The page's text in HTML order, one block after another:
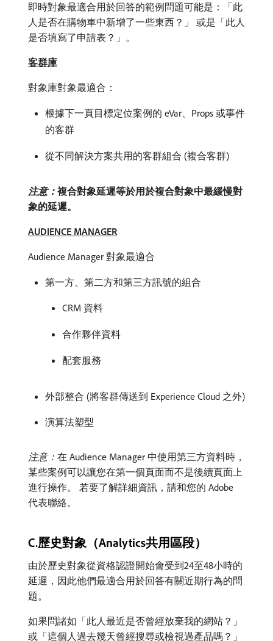
即時對象最適合用於回答的範例問題可能是：「此
人是否在購物車中新增了一些東西？」 或是「此人
是否填寫了申請表？」。
客群庫
對象庫對象最適合：
根據下一頁目標定位案例的 eVar、Props 或事件
的客群
從不同解決方案共用的客群組合 (複合客群)
注意： ​複合對象延遲等於用於複合對象中最緩慢對
象的延遲。
AUDIENCE MANAGER
Audience Manager 對象最適合
第一方、第二方和第三方訊號的組合
CRM 資料
合作夥伴資料
配套服務
外部整合 (將客群傳送到 Experience Cloud 之外)
演算法塑型
注意： ​在 Audience Manager 中使用第三方資料時，
某些案例可以讓您在第一個頁面而不是後續頁面上
進行操作。 若要了解詳細資訊，請和您的 Adobe
代表聯絡。
C.歷史對象（Analytics共用區段）
由於歷史對象從資格認證開始會受到24至48小時的
延遲，因此他們最適合用於回答有關近期行為的問
題。
如果問諸如「此人最近是否曾經放棄我的網站？」
或「這個人過去幾天曾經搜尋或檢視過產品嗎？」